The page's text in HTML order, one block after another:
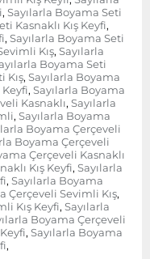
, Sayılarla Boyama Seti
Kasnaklı Kış Keyfi,
, Sayılarla Boyama Seti
Kış, Sayılarla
Boyama Seti
Kış, Sayılarla Boyama
Keyfi, Sayılarla Boyama
Kasnaklı, Sayılarla
, Sayılarla Boyama
Boyama Çerçeveli
Boyama Çerçeveli
Çerçeveli Kasnaklı
Kış Keyfi, Sayılarla
, Sayılarla Boyama
Çerçeveli Sevimli Kış,
Kış Keyfi, Sayılarla
Boyama Çerçeveli
, Sayılarla Boyama
,